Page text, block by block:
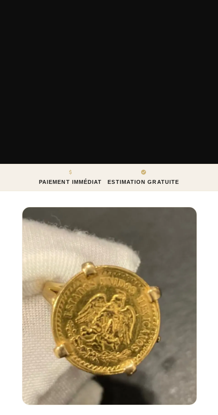
PAIEMENT IMMÉDIAT ESTIMATION GRATUITE